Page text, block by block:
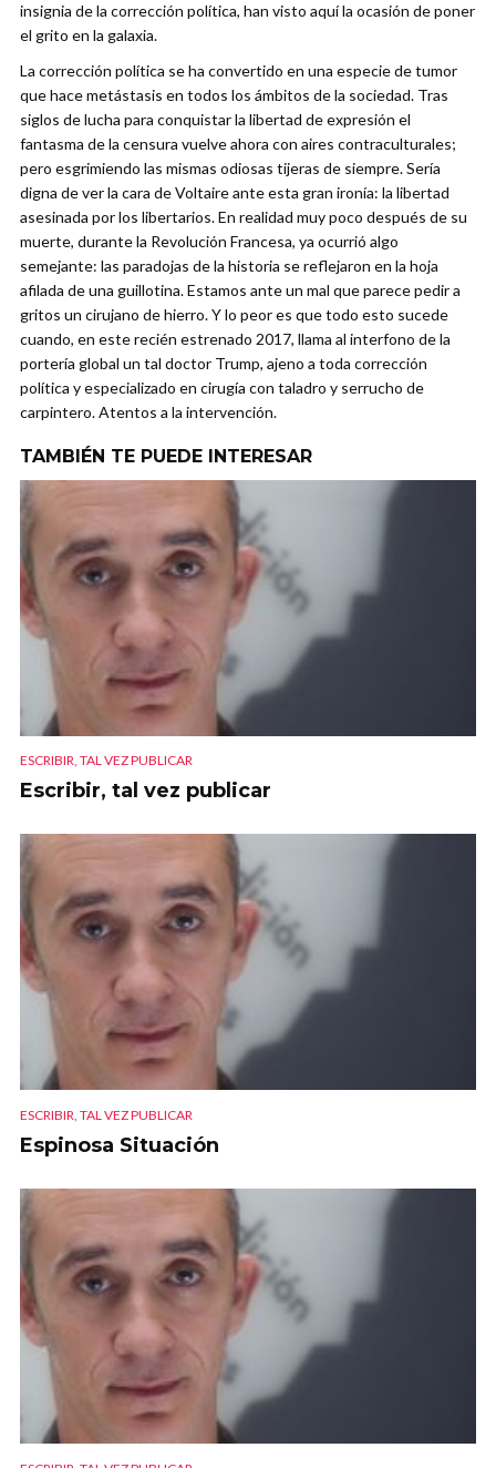
insignia de la corrección política, han visto aquí la ocasión de poner
el grito en la galaxia.
La corrección política se ha convertido en una especie de tumor
que hace metástasis en todos los ámbitos de la sociedad. Tras
siglos de lucha para conquistar la libertad de expresión el
fantasma de la censura vuelve ahora con aires contraculturales;
pero esgrimiendo las mismas odiosas tijeras de siempre. Sería
digna de ver la cara de Voltaire ante esta gran ironía: la libertad
asesinada por los libertarios. En realidad muy poco después de su
muerte, durante la Revolución Francesa, ya ocurrió algo
semejante: las paradojas de la historia se reflejaron en la hoja
afilada de una guillotina. Estamos ante un mal que parece pedir a
gritos un cirujano de hierro. Y lo peor es que todo esto sucede
cuando, en este recién estrenado 2017, llama al interfono de la
portería global un tal doctor Trump, ajeno a toda corrección
política y especializado en cirugía con taladro y serrucho de
carpintero. Atentos a la intervención.
TAMBIÉN TE PUEDE INTERESAR
ESCRIBIR, TAL VEZ PUBLICAR
Escribir, tal vez publicar
ESCRIBIR, TAL VEZ PUBLICAR
Espinosa Situación